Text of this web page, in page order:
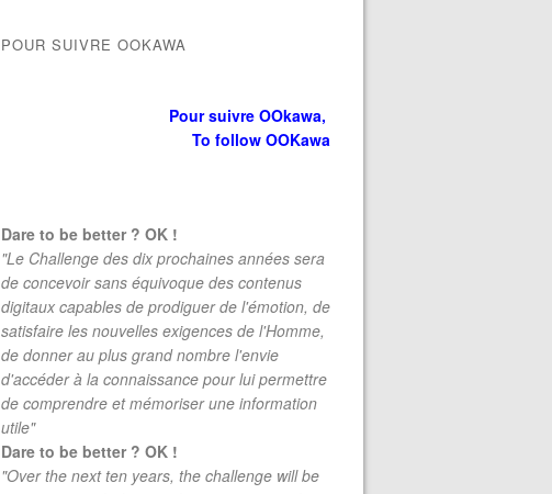
POUR SUIVRE OOKAWA
Pour suivre OOkawa,
To follow OOKawa
Dare to be better ? OK !
"Le Challenge des dix prochaines années sera
de concevoir sans équivoque des contenus
digitaux capables de prodiguer de l'émotion, de
satisfaire les nouvelles exigences de l'Homme,
de donner au plus grand nombre l'envie
d'accéder à la connaissance pour lui permettre
de comprendre et mémoriser une information
utile"
Dare to be better ? OK !
"Over the next ten years, the challenge will be